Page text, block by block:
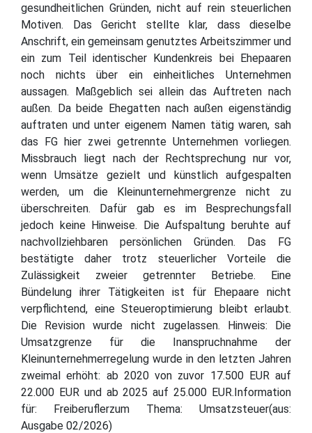
gesundheitlichen Gründen, nicht auf rein steuerlichen
Motiven. Das Gericht stellte klar, dass dieselbe
Anschrift, ein gemeinsam genutztes Arbeitszimmer und
ein zum Teil identischer Kundenkreis bei Ehepaaren
noch nichts über ein einheitliches Unternehmen
aussagen. Maßgeblich sei allein das Auftreten nach
außen. Da beide Ehegatten nach außen eigenständig
auftraten und unter eigenem Namen tätig waren, sah
das FG hier zwei getrennte Unternehmen vorliegen.
Missbrauch liegt nach der Rechtsprechung nur vor,
wenn Umsätze gezielt und künstlich aufgespalten
werden, um die Kleinunternehmergrenze nicht zu
überschreiten. Dafür gab es im Besprechungsfall
jedoch keine Hinweise. Die Aufspaltung beruhte auf
nachvollziehbaren persönlichen Gründen. Das FG
bestätigte daher trotz steuerlicher Vorteile die
Zulässigkeit zweier getrennter Betriebe. Eine
Bündelung ihrer Tätigkeiten ist für Ehepaare nicht
verpflichtend, eine Steueroptimierung bleibt erlaubt.
Die Revision wurde nicht zugelassen. Hinweis: Die
Umsatzgrenze für die Inanspruchnahme der
Kleinunternehmerregelung wurde in den letzten Jahren
zweimal erhöht: ab 2020 von zuvor 17.500 EUR auf
22.000 EUR und ab 2025 auf 25.000 EUR.Information
für: Freiberuflerzum Thema: Umsatzsteuer(aus:
Ausgabe 02/2026)